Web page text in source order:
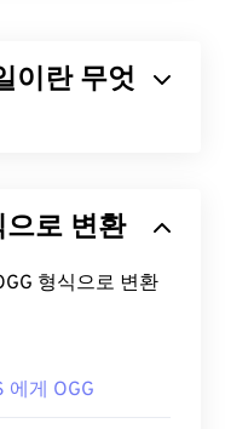
준의 품질을 유지
요?
서도 문제없이 실
이란 무엇
다.MP3 와 마찬가
트 및 트랙 제목 정
나요?
형식으로 변환
에게 OGG